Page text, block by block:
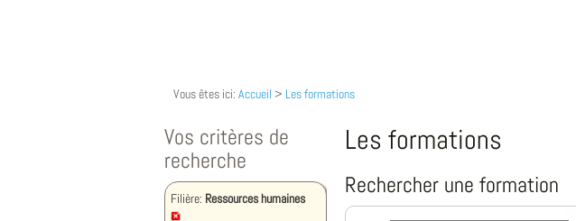
Vous êtes ici: Accueil > Les formations
Vos critères de
recherche
Filière: Ressources humaines
Les formations
Rechercher une formation